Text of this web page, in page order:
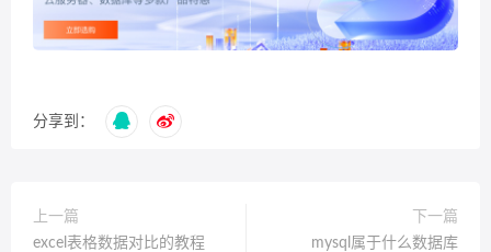
分享到：
上一篇
excel表格数据对比的教程
下一篇
mysql属于什么数据库